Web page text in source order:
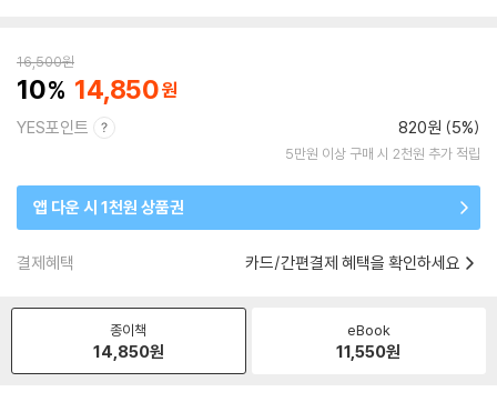
16,500원
10 14,850
YES포인트 820원 (5%)
5만원 이상 구매 시 2천원 추가 적립
앱 다운 시 1천원 상품권
결제혜택 카드/간편결제 혜택을 확인하세요
종이책
14,850원
eBook
11,550원